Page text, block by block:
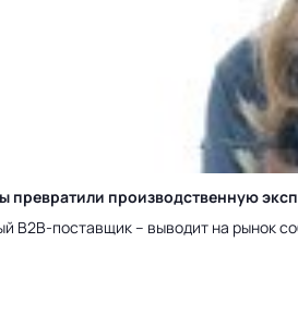
превратили производственную
B2B-поставщик – выводит на рынок